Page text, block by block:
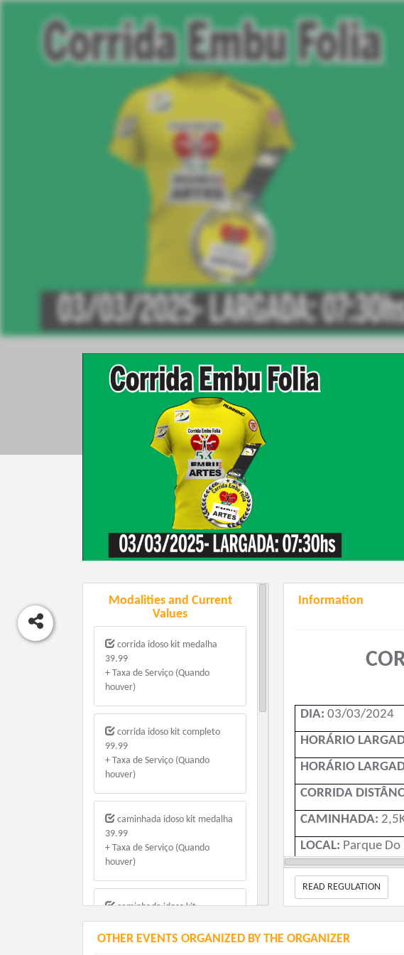
Modalities and Current
Values
corrida idoso kit medalha
39.99
+ Taxa de Serviço (Quando
houver)
corrida idoso kit completo
99.99
+ Taxa de Serviço (Quando
houver)
caminhada idoso kit medalha
39.99
+ Taxa de Serviço (Quando
houver)
caminhada idoso kit
completo
99.99
Information
DIA: 03/03/2024
HORÁRIO
HORÁRIO
CORRIDA
CAMINHADA:
LOCAL: Parque Do
Rua Alberto
RETIRADA DE
NO DIA DO
READ REGULATION
OTHER EVENTS ORGANIZED BY THE ORGANIZER